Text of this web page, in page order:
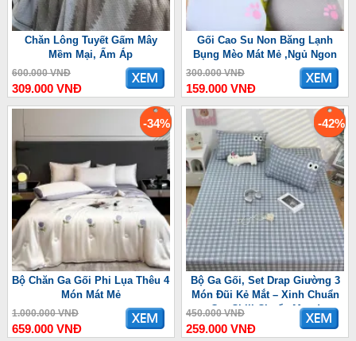
Chăn Lông Tuyết Gấm Mây
Mềm Mại, Ấm Áp
600.000 VNĐ
309.000 VNĐ
Gối Cao Su Non Băng Lạnh
Bụng Mèo Mát Mẻ ,Ngủ Ngon
300.000 VNĐ
159.000 VNĐ
-34%
Bộ Chăn Ga Gối Phi Lụa Thêu 4
Món Mát Mẻ
1.000.000 VNĐ
659.000 VNĐ
-42%
Bộ Ga Gối, Set Drap Giường 3
Món Đũi Kẻ Mắt – Xinh Chuẩn
Gu, Chill Chuẩn Mood
450.000 VNĐ
259.000 VNĐ